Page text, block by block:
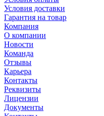
Условия доставки
Гарантия на товар
Компания
О компании
Новости
Команда
Отзывы
Карьера
Контакты
Реквизиты
Лицензии
Документы